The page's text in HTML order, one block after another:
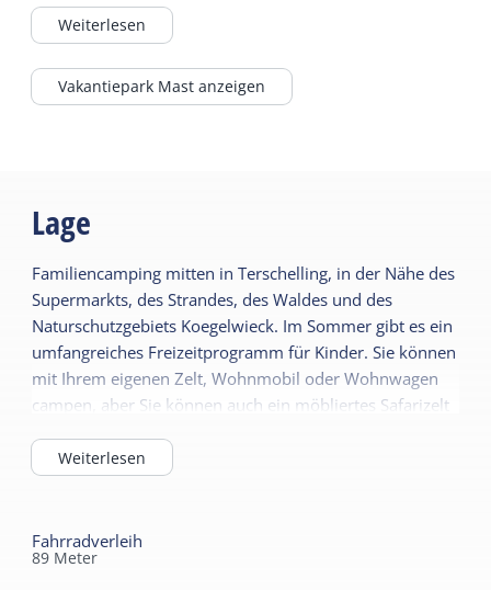
Chalet entscheiden – hier werden Sie sich
sofort wohlfühlen. Für die Kinder gibt es Go-
Karts, Spielplätze und einen Sommer voller
lustiger Aktivitäten. Und für Sie? Ruhe, Platz
Terschelling. Total im Urlaub.
Weiterlesen
Vakantiepark Mast anzeigen
Lage
Familiencamping mitten in Terschelling, in der Nähe des
Supermarkts, des Strandes, des Waldes und des
Naturschutzgebiets Koegelwieck. Im Sommer gibt es ein
umfangreiches Freizeitprogramm für Kinder. Sie können
mit Ihrem eigenen Zelt, Wohnmobil oder Wohnwagen
campen, aber Sie können auch ein möbliertes Safarizelt
Terrassenhütten mieten.
Weiterlesen
Fahrradverleih
89 Meter